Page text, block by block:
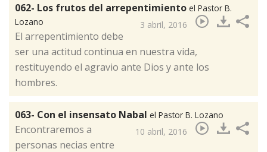
062- Los frutos del arrepentimiento el Pastor B.
Lozano
3 abril, 2016
El arrepentimiento debe
ser una actitud continua en nuestra vida,
restituyendo el agravio ante Dios y ante los
hombres.​
063- Con el insensato Nabal el Pastor B. Lozano
10 abril, 2016
Encontraremos a
personas necias entre